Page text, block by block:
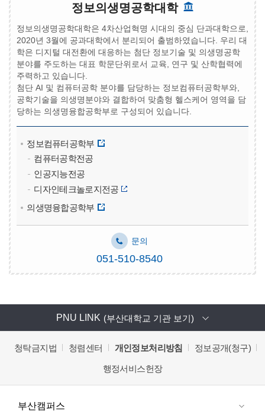
문의
051-510-8540
정보의생명공학대학
정보의생명공학대학은 4차산업혁명 시대의 중심 단과대학으로,
2020년 3월에 공과대학에서 분리되어 출범하였습니다. 우리 대
학은 디지털 대전환에 대응하는 첨단 정보기술 및 의생명공학
분야를 주도하는 대표 학문단위로서 교육, 연구 및 산학협력에
주력하고 있습니다.
첨단 AI 및 컴퓨터공학 분야를 담당하는 정보컴퓨터공학부와,
공학기술을 의생명분야와 결합하여 맞춤형 헬스케어 영역을 담
당하는 의생명융합공학부로 구성되어 있습니다.
정보컴퓨터공학부
컴퓨터공학전공
인공지능전공
디자인테크놀로지전공
의생명융합공학부
PNU LINK (부산대학교 기관 보기)
청탁금지법 청렴센터 개인정보처리방침 정보공개(청구)
행정서비스헌장
부산캠퍼스